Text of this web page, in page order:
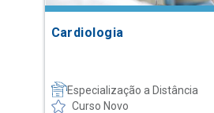
Cardiologia
Especialização a Distância
Curso Novo